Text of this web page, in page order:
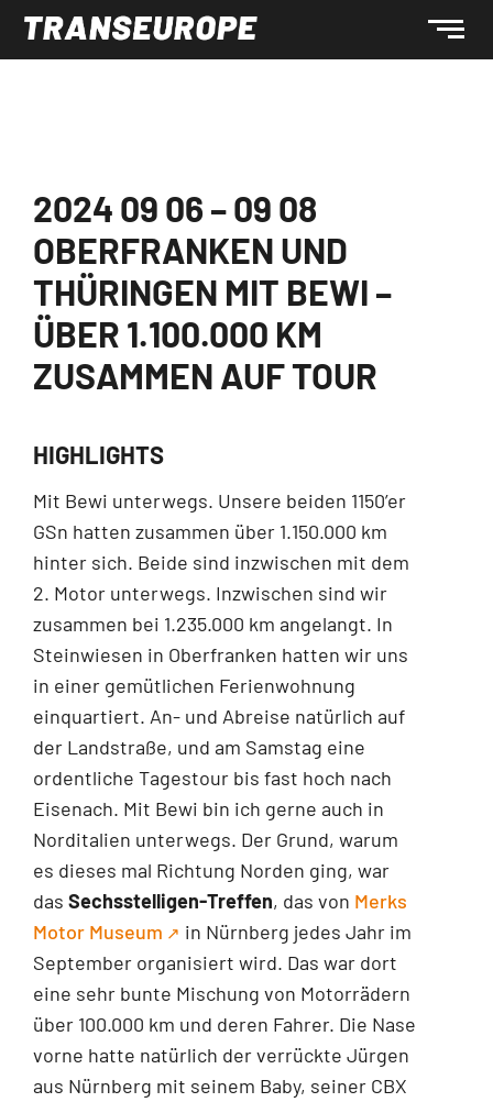
2024 09 06 – 09 08
OBERFRANKEN UND
THÜRINGEN MIT BEWI –
ÜBER 1.100.000 KM
ZUSAMMEN AUF TOUR
HIGHLIGHTS
Mit Bewi unterwegs. Unsere beiden 1150’er
GSn hatten zusammen über 1.150.000 km
hinter sich. Beide sind inzwischen mit dem
2. Motor unterwegs. Inzwischen sind wir
zusammen bei 1.235.000 km angelangt. In
Steinwiesen in Oberfranken hatten wir uns
in einer gemütlichen Ferienwohnung
einquartiert. An- und Abreise natürlich auf
der Landstraße, und am Samstag eine
ordentliche Tagestour bis fast hoch nach
Eisenach. Mit Bewi bin ich gerne auch in
Norditalien unterwegs. Der Grund, warum
es dieses mal Richtung Norden ging, war
das Sechsstelligen-Treffen, das von Merks
Motor Museum
in Nürnberg jedes Jahr im
September organisiert wird. Das war dort
eine sehr bunte Mischung von Motorrädern
über 100.000 km und deren Fahrer. Die Nase
vorne hatte natürlich der verrückte Jürgen
aus Nürnberg mit seinem Baby, seiner CBX